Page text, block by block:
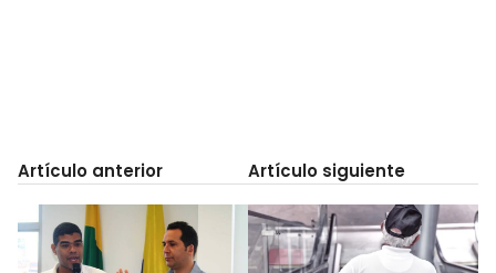
Artículo anterior Artículo siguiente